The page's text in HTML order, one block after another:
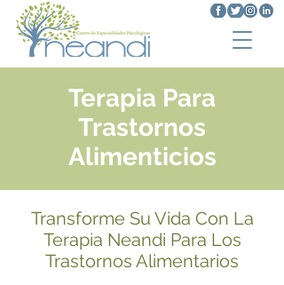
Terapia Para
Trastornos
Alimenticios
Transforme Su Vida Con La
Terapia Neandi Para Los
Trastornos Alimentarios